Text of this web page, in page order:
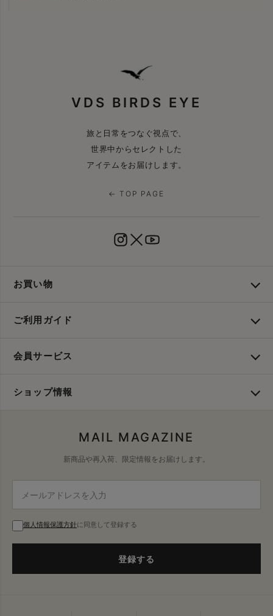
VDS BIRDS EYE
旅と日常をつなぐ視点で、
世界中からセレクトした
アイテムをお届けします。
← TOP PAGE
お買い物
ご利用ガイド
会員サービス
ショップ情報
MAIL MAGAZINE
新商品や再入荷、限定情報をお届けします。
個人情報保護方針に同意して登録する
登録する